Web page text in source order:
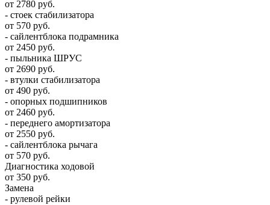
от 2780 руб.
- стоек стабилизатора
от 570 руб.
- сайлентблока подрамника
от 2450 руб.
- пыльника ШРУС
от 2690 руб.
- втулки стабилизатора
от 490 руб.
- опорных подшипников
от 2460 руб.
- переднего амортизатора
от 2550 руб.
- сайлентблока рычага
от 570 руб.
Диагностика ходовой
от 350 руб.
Замена
- рулевой рейки